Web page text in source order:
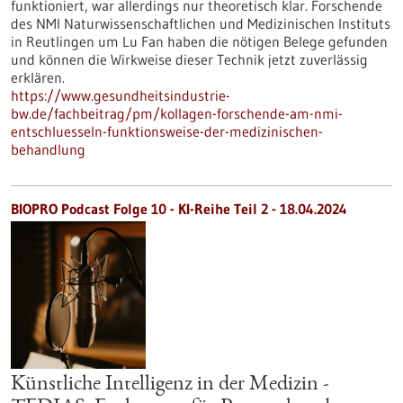
funktioniert, war allerdings nur theoretisch klar. Forschende
des NMI Naturwissenschaftlichen und Medizinischen Instituts
in Reutlingen um Lu Fan haben die nötigen Belege gefunden
und können die Wirkweise dieser Technik jetzt zuverlässig
erklären.
https://www.gesundheitsindustrie-
bw.de/fachbeitrag/pm/kollagen-forschende-am-nmi-
entschluesseln-funktionsweise-der-medizinischen-
behandlung
BIOPRO Podcast Folge 10 - KI-Reihe Teil 2 - 18.04.2024
Künstliche Intelligenz in der Medizin -